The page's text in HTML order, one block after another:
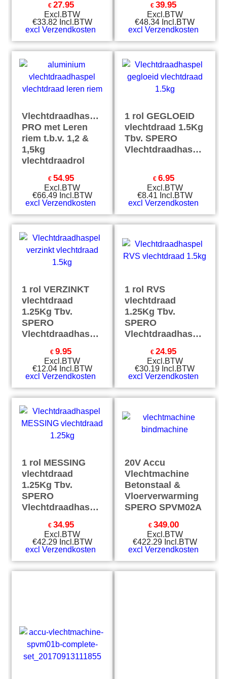
€ 27.95
Excl.BTW
€33.82 Incl.BTW
excl Verzendkosten
€ 39.95
Excl.BTW
€48.34 Incl.BTW
excl Verzendkosten
Vlechtdraadhaspel
PRO met Leren
riem t.b.v. 1,2 &
1,5kg
vlechtdraadrol
€ 54.95
Excl.BTW
€66.49 Incl.BTW
excl Verzendkosten
1 rol GEGLOEID
vlechtdraad 1.5Kg
Tbv. SPERO
Vlechtdraadhaspel
€ 6.95
Excl.BTW
€8.41 Incl.BTW
excl Verzendkosten
1 rol VERZINKT
vlechtdraad
1.25Kg Tbv.
SPERO
Vlechtdraadhaspel
€ 9.95
Excl.BTW
€12.04 Incl.BTW
excl Verzendkosten
1 rol RVS
vlechtdraad
1.25Kg Tbv.
SPERO
Vlechtdraadhaspel
€ 24.95
Excl.BTW
€30.19 Incl.BTW
excl Verzendkosten
1 rol MESSING
vlechtdraad
1.25Kg Tbv.
SPERO
Vlechtdraadhaspel
€ 34.95
Excl.BTW
€42.29 Incl.BTW
excl Verzendkosten
20V Accu
Vlechtmachine
Betonstaal &
Vloerverwarming
SPERO SPVM02A
€ 349.00
Excl.BTW
€422.29 Incl.BTW
excl Verzendkosten